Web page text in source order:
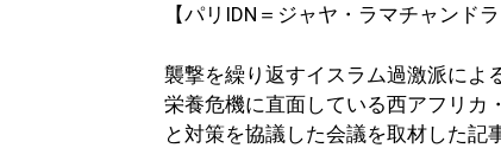
【パリIDN＝ジャヤ・ラマチャンドラ
襲撃を繰り返すイスラム過激派によ
栄養危機に直面している西アフリカ
と対策を協議した会議を取材した